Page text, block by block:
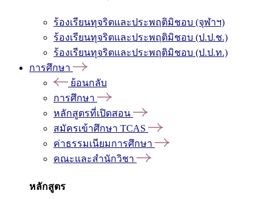
ร้องเรียนทุจริตและประพฤติมิชอบ (จุฬาฯ)
ร้องเรียนทุจริตและประพฤติมิชอบ (ป.ป.ช.)
ร้องเรียนทุจริตและประพฤติมิชอบ (ป.ป.ท.)
การศึกษา
ย้อนกลับ
การศึกษา
หลักสูตรที่เปิดสอน
สมัครเข้าศึกษา TCAS
ค่าธรรมเนียมการศึกษา
คณะและสำนักวิชา
หลักสูตร